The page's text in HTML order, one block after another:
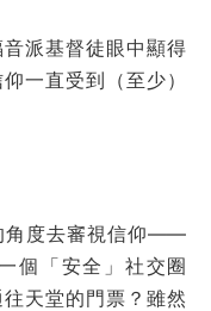
派基督徒眼中顯得
一直受到（至少）
角度去審視信仰——
個「安全」社交圈
天堂的門票？雖然